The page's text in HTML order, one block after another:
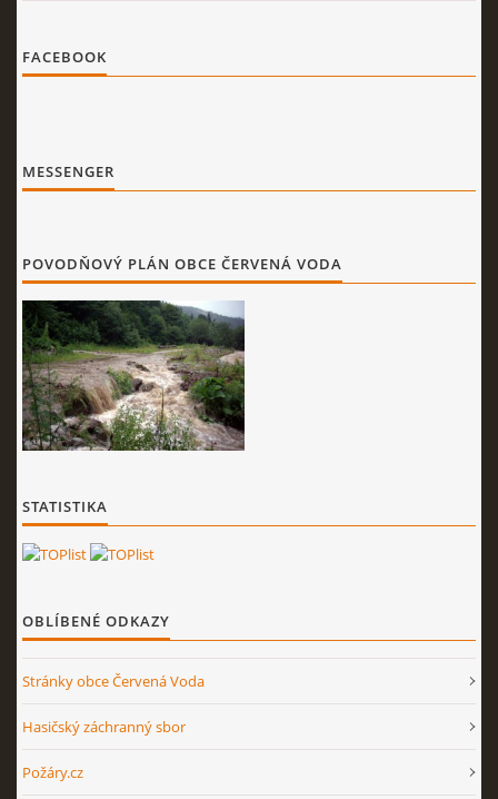
FACEBOOK
MESSENGER
POVODŇOVÝ PLÁN OBCE ČERVENÁ VODA
STATISTIKA
OBLÍBENÉ ODKAZY
Stránky obce Červená Voda
Hasičský záchranný sbor
Požáry.cz